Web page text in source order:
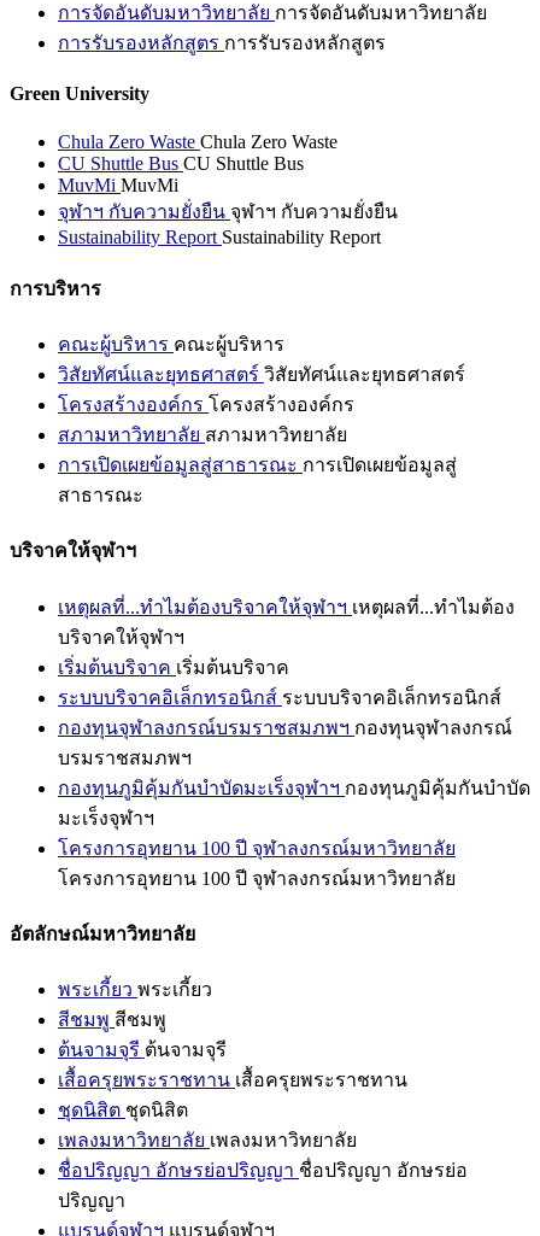
การจัดอันดับมหาวิทยาลัย การจัดอันดับมหาวิทยาลัย
การรับรองหลักสูตร การรับรองหลักสูตร
Green University
Chula Zero Waste Chula Zero Waste
CU Shuttle Bus CU Shuttle Bus
MuvMi MuvMi
จุฬาฯ กับความยั่งยืน จุฬาฯ กับความยั่งยืน
Sustainability Report Sustainability Report
การบริหาร
คณะผู้บริหาร คณะผู้บริหาร
วิสัยทัศน์และยุทธศาสตร์ วิสัยทัศน์และยุทธศาสตร์
โครงสร้างองค์กร โครงสร้างองค์กร
สภามหาวิทยาลัย สภามหาวิทยาลัย
การเปิดเผยข้อมูลสู่สาธารณะ การเปิดเผยข้อมูลสู่
สาธารณะ
บริจาคให้จุฬาฯ
เหตุผลที่...ทำไมต้องบริจาคให้จุฬาฯ เหตุผลที่...ทำไมต้อง
บริจาคให้จุฬาฯ
เริ่มต้นบริจาค เริ่มต้นบริจาค
ระบบบริจาคอิเล็กทรอนิกส์ ระบบบริจาคอิเล็กทรอนิกส์
กองทุนจุฬาลงกรณ์บรมราชสมภพฯ กองทุนจุฬาลงกรณ์
บรมราชสมภพฯ
กองทุนภูมิคุ้มกันบำบัดมะเร็งจุฬาฯ กองทุนภูมิคุ้มกันบำบัด
มะเร็งจุฬาฯ
โครงการอุทยาน 100 ปี จุฬาลงกรณ์มหาวิทยาลัย
โครงการอุทยาน 100 ปี จุฬาลงกรณ์มหาวิทยาลัย
อัตลักษณ์มหาวิทยาลัย
พระเกี้ยว พระเกี้ยว
สีชมพู สีชมพู
ต้นจามจุรี ต้นจามจุรี
เสื้อครุยพระราชทาน เสื้อครุยพระราชทาน
ชุดนิสิต ชุดนิสิต
เพลงมหาวิทยาลัย เพลงมหาวิทยาลัย
ชื่อปริญญา อักษรย่อปริญญา ชื่อปริญญา อักษรย่อ
ปริญญา
แบรนด์จุฬาฯ แบรนด์จุฬาฯ